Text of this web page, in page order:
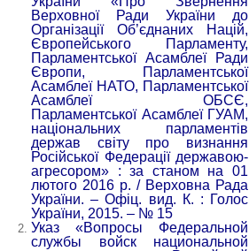
Верховної Ради України до
Організації Об’єднаних Націй,
Європейського Парламенту,
Парламентської Асамблеї Ради
Європи, Парламентської
Асамблеї НАТО, Парламентської
Асамблеї ОБСЄ,
Парламентської Асамблеї ГУАМ,
національних парламентів
держав світу про визнання
Російської Федерації державою-
агресором» : за станом на 01
лютого 2016 р. / Верховна Рада
України. – Офіц. вид. К. : Голос
України, 2015. – № 15
Указ «Вопросы Федеральной
службы войск национальной